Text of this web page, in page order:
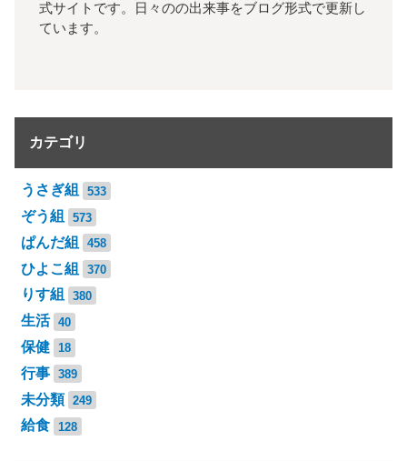
式サイトです。日々のの出来事をブログ形式で更新し
ています。
カテゴリ
うさぎ組 533
ぞう組 573
ぱんだ組 458
ひよこ組 370
りす組 380
生活 40
保健 18
行事 389
未分類 249
給食 128